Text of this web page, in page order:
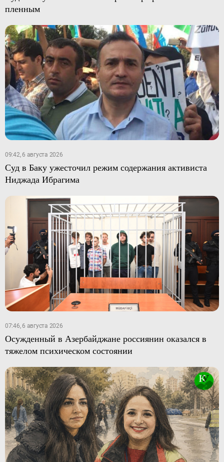
пленным
09:42, 6 августа 2026
Суд в Баку ужесточил режим содержания активиста
Ниджада Ибрагима
07:46, 6 августа 2026
Осужденный в Азербайджане россиянин оказался в
тяжелом психическом состоянии